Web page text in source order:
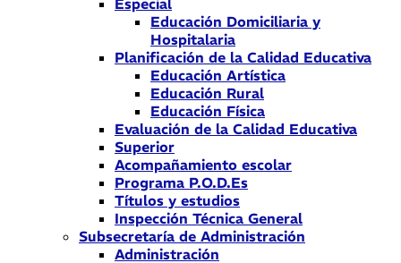
Especial
Educación Domiciliaria y
Hospitalaria
Planificación de la Calidad Educativa
Educación Artística
Educación Rural
Educación Física
Evaluación de la Calidad Educativa
Superior
Acompañamiento escolar
Programa P.O.D.Es
Títulos y estudios
Inspección Técnica General
Subsecretaría de Administración
Administración